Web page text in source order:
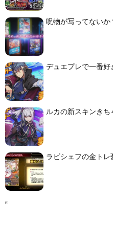
呪物が写ってないか
デュエプレで一番好
ルカの新スキンきち
ラビシェフの金トレ